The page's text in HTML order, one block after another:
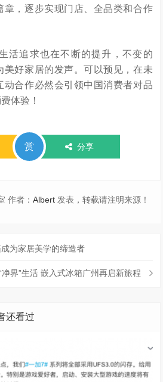
章，逐步实现门店、全品类和合作
活追求也在不断的提升，不变的
美好家居的发声。可以预见 ，在未
动合作必然会引 领中国消费者对品
体验 ！
赏 分享
作者：Albert 发表，转载请注明来源！
为家居美学的缔造者
界”生活 嵌入式冰箱广州再启新旅程
还看过